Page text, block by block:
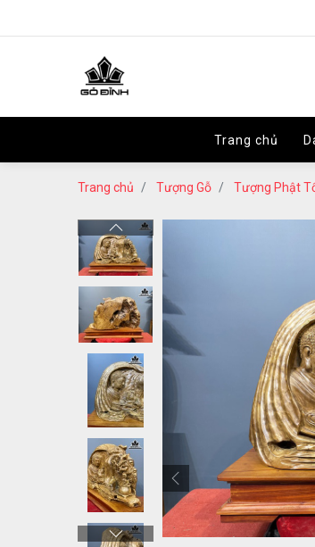
Trang chủ
Trang chủ
Trang chủ Tượng Gỗ Tượng Phật